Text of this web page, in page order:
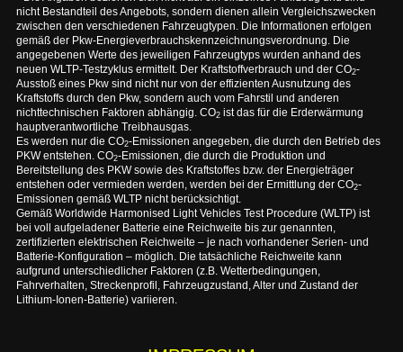
nicht Bestandteil des Angebots, sondern dienen allein Vergleichszwecken
zwischen den verschiedenen Fahrzeugtypen. Die Informationen erfolgen
gemäß der Pkw-Energieverbrauchskennzeichnungsverordnung. Die
angegebenen Werte des jeweiligen Fahrzeugtyps wurden anhand des
neuen WLTP-Testzyklus ermittelt. Der Kraftstoffverbrauch und der CO2-
Ausstoß eines Pkw sind nicht nur von der effizienten Ausnutzung des
Kraftstoffs durch den Pkw, sondern auch vom Fahrstil und anderen
nichttechnischen Faktoren abhängig. CO2ist das für die Erderwärmung
hauptverantwortliche Treibhausgas.
Es werden nur die CO2-Emissionen angegeben, die durch den Betrieb des
PKW entstehen. CO2-Emissionen, die durch die Produktion und
Bereitstellung des PKW sowie des Kraftstoffes bzw. der Energieträger
entstehen oder vermieden werden, werden bei der Ermittlung der CO2-
Emissionen gemäß WLTP nicht berücksichtigt.
Gemäß Worldwide Harmonised Light Vehicles Test Procedure (WLTP) ist
bei voll aufgeladener Batterie eine Reichweite bis zur genannten,
zertifizierten elektrischen Reichweite – je nach vorhandener Serien- und
Batterie-Konfiguration – möglich. Die tatsächliche Reichweite kann
aufgrund unterschiedlicher Faktoren (z.B. Wetterbedingungen,
Fahrverhalten, Streckenprofil, Fahrzeugzustand, Alter und Zustand der
Lithium-Ionen-Batterie) variieren.